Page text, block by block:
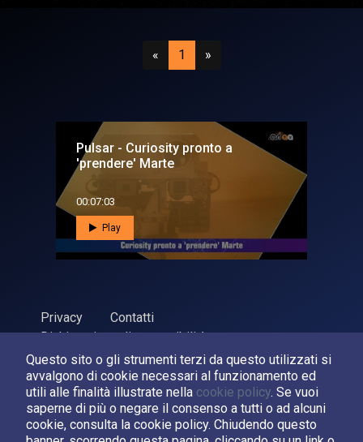
Questo sito o gli strumenti terzi da questo utilizzati si
avvalgono di cookie necessari al funzionamento ed
utili alle finalità illustrate nella cookie policy. Se vuoi
saperne di più o negare il consenso a tutti o ad alcuni
cookie, consulta la cookie policy. Chiudendo questo
«Precedente
1 (attuale)
»Successivo
Pulsar - Curiosity pronto a
'prendere' Marte
00:07:03
Play
Privacy
Contatti
Dichiarazione di accessibilità
ASI Agenzia Spaziale Italiana, 2026. P.Iva 03638121008
Sviluppato daLPM
Seguici su: